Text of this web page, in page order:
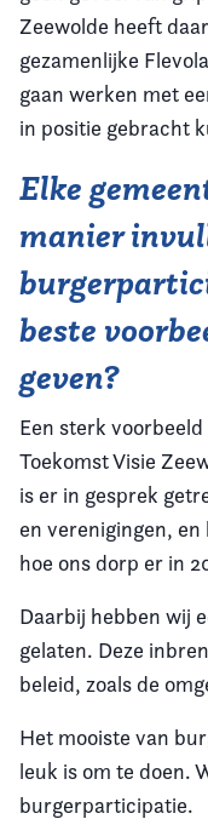
Zeewolde heeft
gezamenlijke
gaan werken met
in positie gebracht
Elke
manier
beste
geven?
Een sterk
Toekomst Visie
is er in gesprek
en verenigingen,
hoe ons dorp er in
Daarbij hebben wij
gelaten. Deze
beleid, zoals de
Het mooiste van
leuk is om te doen.
burgerparticipatie.